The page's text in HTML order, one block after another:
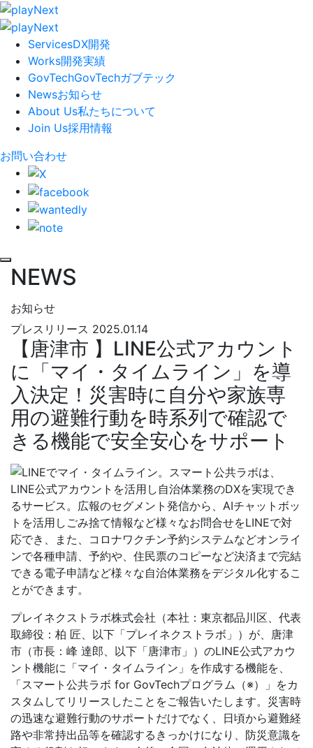
ServicesDX開発
Works開発実績
GovTechGovTechガブテック
Newsお知らせ
About Us私たちについて
Join Us採用情報
お問い合わせ
NEWS
お知らせ
プレスリリース 2025.01.14
【唐津市 】LINE公式アカウント
に「マイ・タイムライン」を導
入決定！災害時に自分や家族専
用の避難行動を時系列で確認で
きる機能で安全安心をサポート
プレイネクストラボ株式会社（本社：東京都品川区、代表
取締役：柏 匠、以下「プレイネクストラボ」）が、唐津
市（市長：峰 達郎、以下「唐津市」）のLINE公式アカウ
ント機能に「マイ・タイムライン」を作成する機能を、
「スマート公共ラボ for GovTechプログラム（※）」をカ
スタムしてリリースしたことをご報告いたします。災害時
の迅速な避難行動のサポートだけでなく、日頃から避難経
路や非常持出品等を確認するきっかけになり、防災意識を